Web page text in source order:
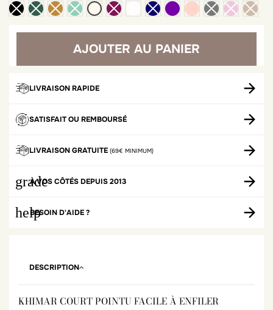
ivoire
violet nude
AJOUTER AU PANIER
LIVRAISON RAPIDE
SATISFAIT OU REMBOURSÉ
LIVRAISON GRATUITE (69€ MINIMUM)
grade
À VOS CÔTÉS DEPUIS 2013
helpBESOIN D'AIDE ?
DESCRIPTION
KHIMAR COURT POINTU FACILE À ENFILER